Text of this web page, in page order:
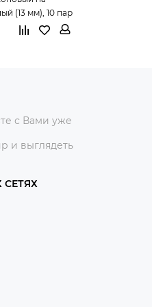
(13 мм), 10 пар
с Вами уже
и выглядеть